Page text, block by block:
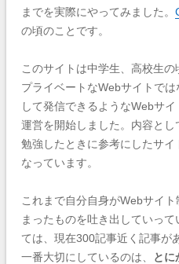
までを実際にやってみました。
の頃のことです。
このサイトは中学生、高校生
プライベートなWebサイトで
して発信できるようなWebサ
運営を開始しました。内容と
勉強したときに参考にしたサ
なっています。
これまで自分自身がWebサイ
まったものを吐き出していっ
ては、現在300記事近く記事が
一番大切にしているのは、
とに